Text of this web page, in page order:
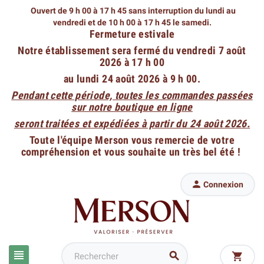
Ouvert de 9 h 00 à 17 h 45 sans interruption du lundi au
vendredi et de 10 h 00 à 17 h 45 le samedi.
Fermeture estivale
Notre établissement sera fermé du vendredi 7 août
2026 à 17 h 00
au lundi 24 août 2026 à 9 h 00.
Pendant cette période, toutes les commandes passées
sur notre boutique en ligne
seront traitées et expédiées à partir du 24 août 2026.
Toute l'équipe Merson vous remercie de votre
compréhension et vous souhaite un très bel été !
 
 Connexion
